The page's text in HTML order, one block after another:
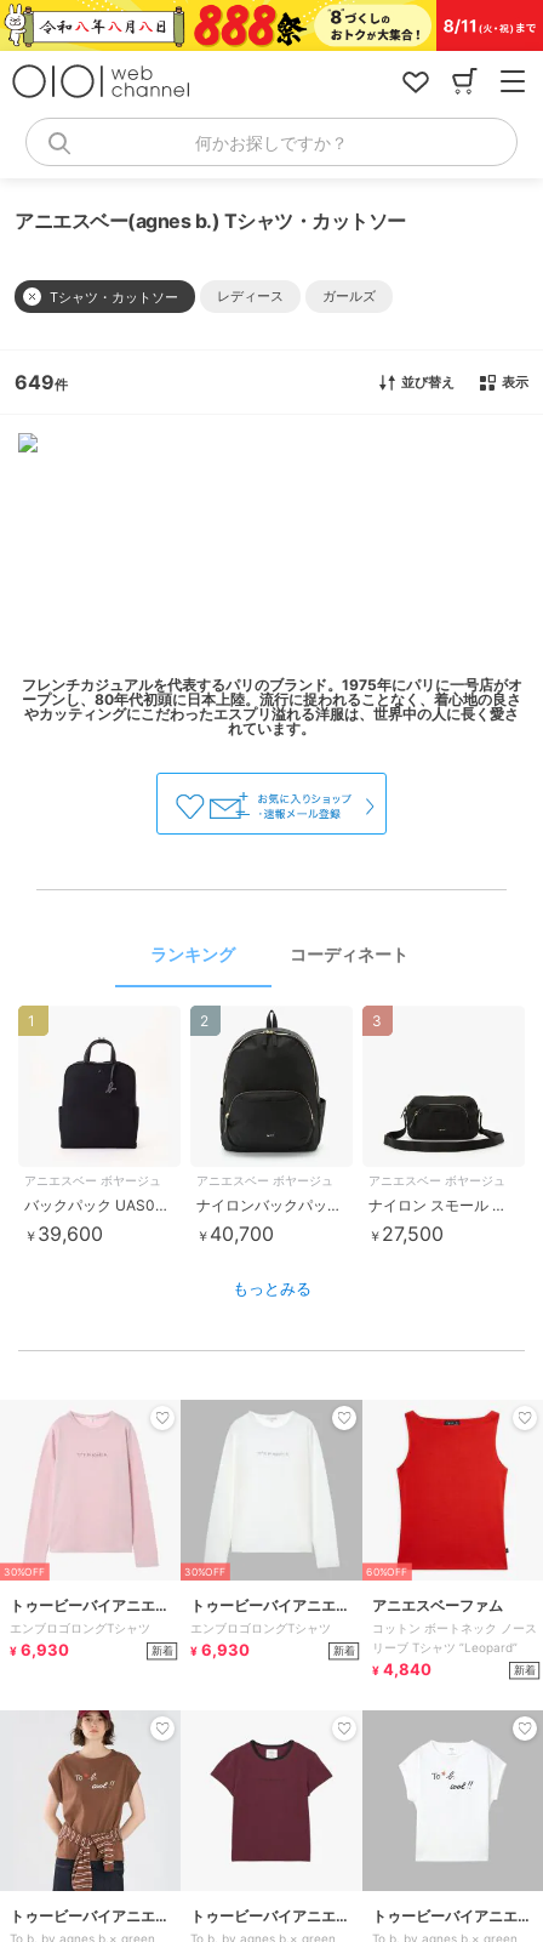
コ
ン
何かお探しですか？
アニエスベー(agnes b.) Tシャツ・カットソー
Tシャツ・カットソー レディース ガールズ
649 並び替え 表示
フレンチカジュアルを代表するパリのブランド。1975年にパリに一号店がオ
ープンし、80年代初頭に日本上陸。流行に捉われることなく、着心地の良さ
やカッティングにこだわったエスプリ溢れる洋服は、世界中の人に長く愛さ
ランキング コーディネート
アニエスベー ボヤージュ
バックパック UAS08-05
￥ 39,600
1
アニエスベー ボヤージュ
ナイロンバックパック”Maron” FT03A-07
￥ 40,700
2
アニエスベー ボヤージュ
ナイロン スモール ショルダーバッグ ”Maron” FT03A-04
￥ 27,500
3
もっとみる
30%OFF
トゥービーバイアニエス
ベー
エンブロゴロングTシャツ
¥ 6,930 新着
30%OFF
トゥービーバイアニエス
ベー
エンブロゴロングTシャツ
¥ 6,930 新着
60%OFF
アニエスベーファム
コットン ボートネック ノース
リーブ Tシャツ ”Leopard”
¥ 4,840 新着
トゥービーバイアニエス
To b. by agnes b.× green
トゥービーバイアニエス
To b. by agnes b.× green
トゥービーバイアニエス
To b. by agnes b.× green